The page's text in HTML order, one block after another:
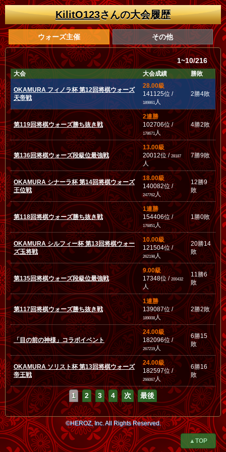
KilitO123さんの大会履歴
ウォーズ主催 その他
1~10/216
大会 大会成績 勝敗
OKAMURA フィノラ杯 第12回将棋ウォーズ
天帝戦
28.00級
141125位 /
189861 人
2勝4敗
第119回将棋ウォーズ勝ち抜き戦
2連勝
102706位 /
178671人
4勝2敗
第136回将棋ウォーズ段級位最強戦
13.00級
20012位 /28187
人
7勝9敗
OKAMURA シナーラ杯 第14回将棋ウォーズ
王位戦
18.00級
140082位 /
247762人
12勝9
敗
第118回将棋ウォーズ勝ち抜き戦
1連勝
154406位 /
176851人
1勝0敗
OKAMURA シルフィー杯 第13回将棋ウォー
ズ玉将戦
10.00級
121504位 /
262198 人
20勝14
敗
第135回将棋ウォーズ段級位最強戦
9.00級
17348位 /200432
人
11勝6
敗
第117回将棋ウォーズ勝ち抜き戦
1連勝
139087位 /
189008人
2勝2敗
「目の前の神様」コラボイベント
24.00級
182096位 /
267219 人
6勝15
敗
OKAMURA ソリスト杯 第13回将棋ウォーズ
帝王戦
24.00級
182597位 /
266067人
6勝16
敗
1 2 3 4 次 最後
©HEROZ, Inc. All Rights Reserved.
▲TOP